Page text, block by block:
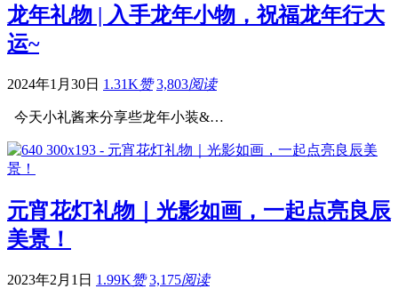
龙年礼物 | 入手龙年小物，祝福龙年行大
运~
2024年1月30日 1.31K赞 3,803阅读
今天小礼酱来分享些龙年小装&…
元宵花灯礼物｜光影如画，一起点亮良辰
美景！
2023年2月1日 1.99K赞 3,175阅读